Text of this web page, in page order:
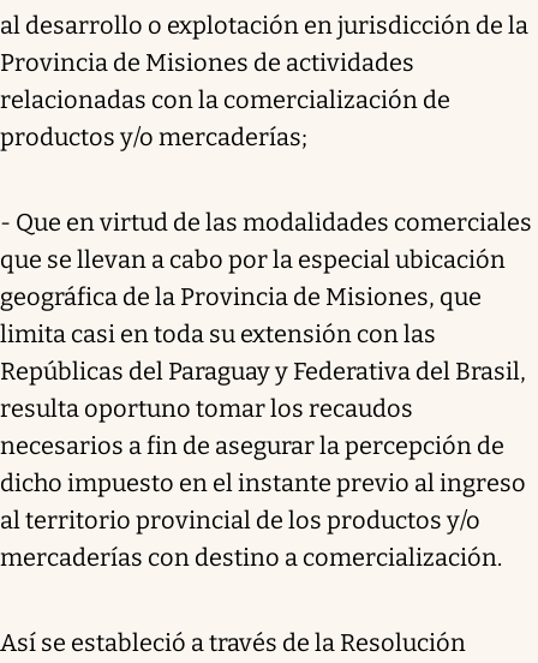
al desarrollo o explotación en jurisdicción de la
Provincia de Misiones de actividades
relacionadas con la comercialización de
productos y/o mercaderías;
- Que en virtud de las modalidades comerciales
que se llevan a cabo por la especial ubicación
geográfica de la Provincia de Misiones, que
limita casi en toda su extensión con las
Repúblicas del Paraguay y Federativa del Brasil,
resulta oportuno tomar los recaudos
necesarios a fin de asegurar la percepción de
dicho impuesto en el instante previo al ingreso
al territorio provincial de los productos y/o
mercaderías con destino a comercialización.
Así se estableció a través de la Resolución